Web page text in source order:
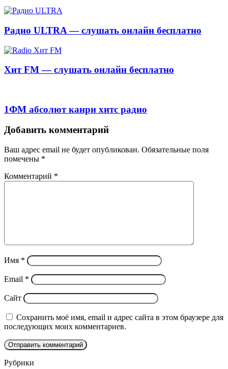
Радио ULTRA — слушать онлайн бесплатно
Хит FM — слушать онлайн бесплатно
1ФМ абсолют канри хитс радио
Добавить комментарий
Ваш адрес email не будет опубликован. Обязательные поля
помечены *
Комментарий *
Имя *
Email *
Сайт
Сохранить моё имя, email и адрес сайта в этом браузере для
последующих моих комментариев.
Рубрики